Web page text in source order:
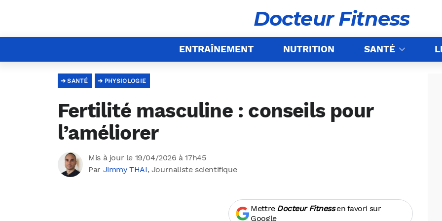
Docteur Fitness
ENTRAÎNEMENT NUTRITION SANTÉ
PHYSIOLOGIE
SANTÉ
Fertilité masculine : conseils pour
l’améliorer
Mis à jour le 19/04/2026 à 17h45
Par Jimmy THAI, Journaliste scientifique
Mettre Docteur Fitnessen favori sur
Google